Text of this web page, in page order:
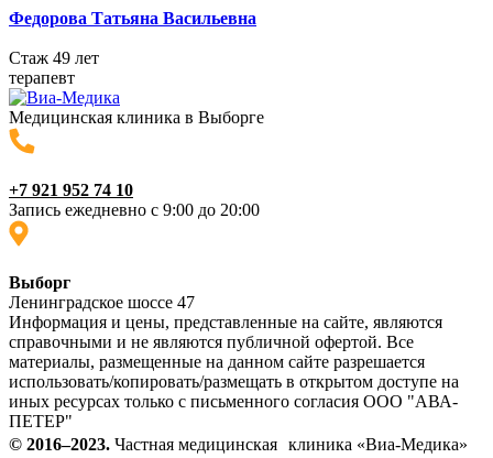
Федорова Татьяна Васильевна
Стаж 49 лет
терапевт
Медицинская клиника в Выборге
+7 921 952 74 10
Запись ежедневно с 9:00 до 20:00
Выборг
Ленинградское шоссе 47
Информация и цены, представленные на сайте, являются
справочными и не являются публичной офертой. Все
материалы, размещенные на данном сайте разрешается
использовать/копировать/размещать в открытом доступе на
иных ресурсах только с письменного согласия ООО "АВА-
ПЕТЕР"
© 2016–2023. Частная медицинская клиника «Виа-Медика»